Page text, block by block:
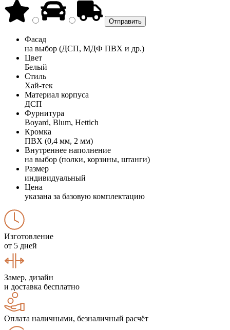
Фасад
на выбор (ДСП, МДФ ПВХ и др.)
Цвет
Белый
Стиль
Хай-тек
Материал корпуса
ДСП
Фурнитура
Boyard, Blum, Hettich
Кромка
ПВХ (0,4 мм, 2 мм)
Внутреннее наполнение
на выбор (полки, корзины, штанги)
Размер
индивидуальный
Цена
указана за базовую комплектацию
Изготовление
от 5 дней
Замер, дизайн
и доставка бесплатно
Оплата наличными, безналичный расчёт